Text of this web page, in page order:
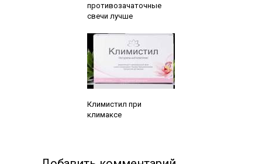
противозачаточные
свечи лучше
Климистил при
климаксе